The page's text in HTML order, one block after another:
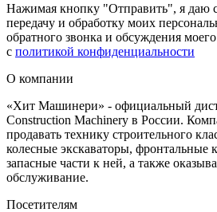
Нажимая кнопку "Отправить", я даю
передачу и обработку моих
обратного звонка и обсуждения
с политикой конфиденциальности
О компании
«Хит Машинери» - официальный
Construction Machinery в России.
продавать технику строительного
колесные экскаваторы, фронтальные
запасные части к ней, а также
обслуживание.
Посетителям